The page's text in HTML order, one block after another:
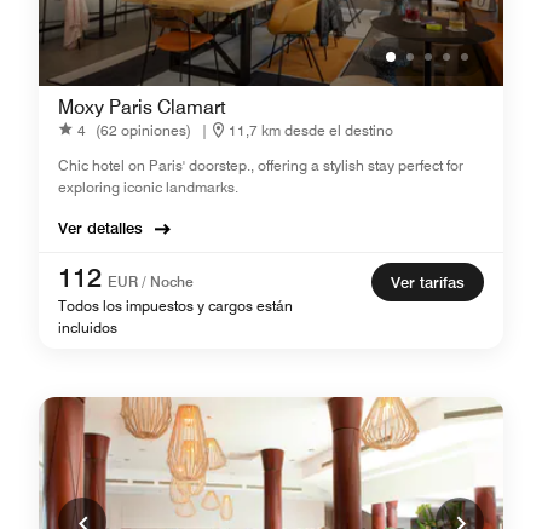
Moxy Paris Clamart
4 (62 opiniones) |
11,7 km desde el destino
Chic hotel on Paris' doorstep., offering a stylish stay perfect for
exploring iconic landmarks.
Ver detalles
112 EUR / Noche
Todos los impuestos y cargos están
incluidos
Ver tarifas